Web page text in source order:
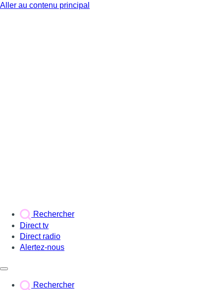
Aller au contenu principal
Rechercher
Direct tv
Direct radio
Alertez-nous
Rechercher